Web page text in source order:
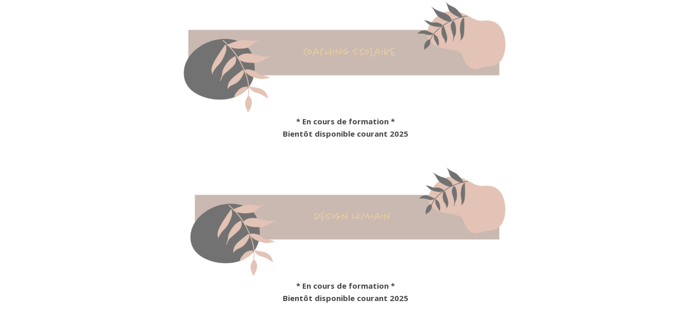
* En cours de formation *
Bientôt disponible courant 2025
* En cours de formation *
Bientôt disponible courant 2025